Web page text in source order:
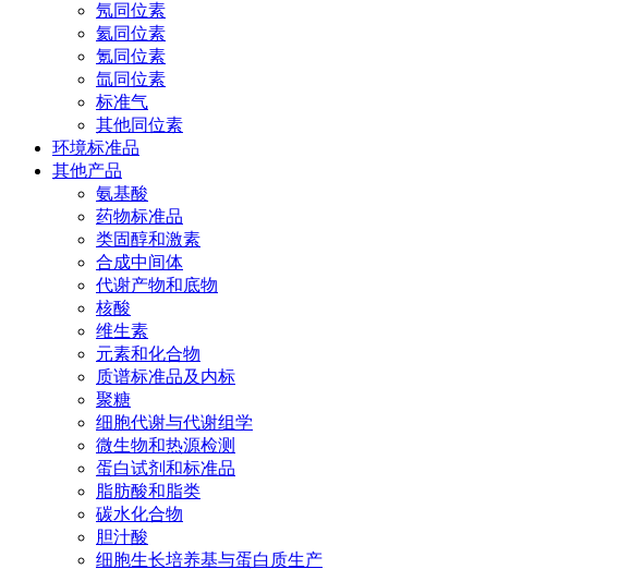
氖同位素
氦同位素
氪同位素
氙同位素
标准气
其他同位素
环境标准品
其他产品
氨基酸
药物标准品
类固醇和激素
合成中间体
代谢产物和底物
核酸
维生素
元素和化合物
质谱标准品及内标
聚糖
细胞代谢与代谢组学
微生物和热源检测
蛋白试剂和标准品
脂肪酸和脂类
碳水化合物
胆汁酸
细胞生长培养基与蛋白质生产